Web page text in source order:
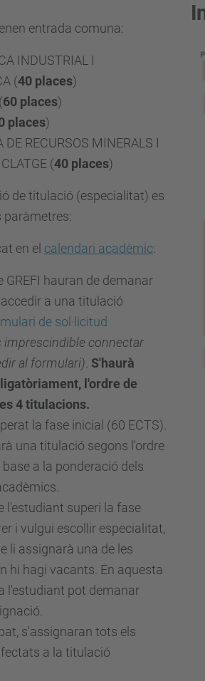
entrada comuna:
INDUSTRIAL I
(40 places)
60 places)
places)
DE RECURSOS MINERALS I
(40 places)
de titulació (especialitat) es
paràmetres:
en el calendari acadèmic:
GREFI hauran de demanar
a una titulació
de sol·licitud
imprescindible connectar
al formulari) S'haurà
l'ordre de
4 titulacions.
la fase inicial (60 ECTS).
una titulació segons l'ordre
base a la ponderació dels
l'estudiant superi la fase
i vulgui escollir especialitat,
li assignarà una de les
hi hagi vacants. En aquesta
l'estudiant pot demanar
s'assignaran tots els
a la titulació